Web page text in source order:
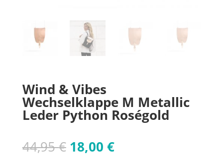
Wind & Vibes
Wechselklappe M Metallic
Leder Python Roségold
44,95€ Ursprünglicher
18,00 €Aktueller